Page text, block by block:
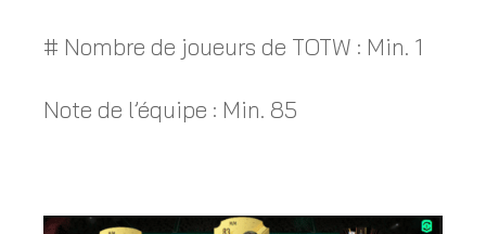
# Nombre de joueurs de TOTW : Min. 1
Note de l’équipe : Min. 85